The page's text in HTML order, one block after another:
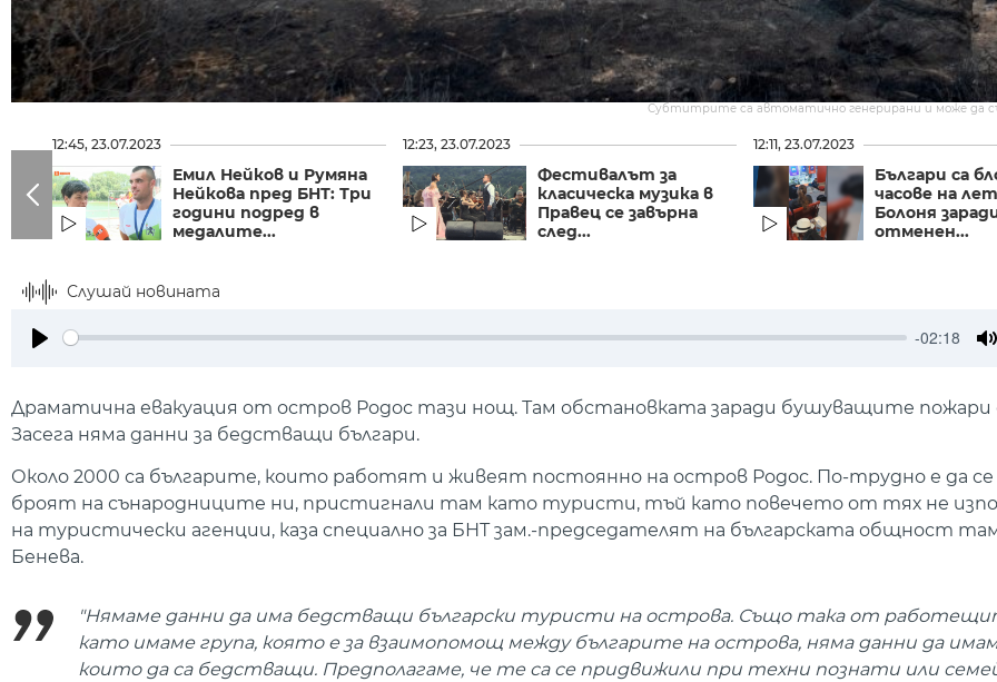
Субтитрите са автоматично генерирани и може да
12:45, 23.07.2023
Емил Нейков и Румяна
Нейкова пред БНТ: Три
години подред в
медалите...
12:23, 23.07.2023
Фестивалът за
класическа музика в
Правец се завърна
след...
12:11, 23.07.2023
Българи са
часове на
Болоня
отменен...
Слушай новината
-02:18
Драматична евакуация от остров Родос тази нощ. Там обстановката заради бушуващите
Засега няма данни за бедстващи българи.
Около 2000 са българите, които работят и живеят постоянно на остров Родос. По-трудно е да се
броят на сънародниците ни, пристигнали там като туристи, тъй като повечето от тях не
на туристически агенции, каза специално за БНТ зам.-председателят на българската общност
Бенева.
"Нямаме данни да има бедстващи български туристи на острова. Също така от
като имаме група, която е за взаимопомощ между българите на острова, няма данни да
които да са бедстващи. Предполагаме, че те са се придвижили при техни познати или